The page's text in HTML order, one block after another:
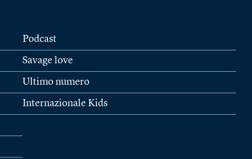
Podcast
Savage love
Ultimo numero
Internazionale Kids